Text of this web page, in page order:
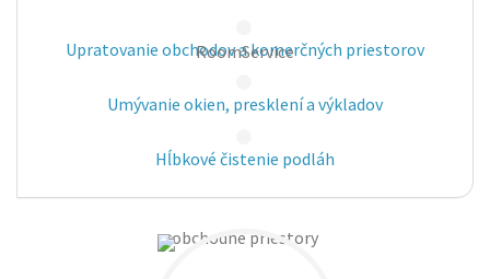
Upratovanie obchodov a komerčných priestorov
Umývanie okien, presklení a výkladov
Hĺbkové čistenie podláh